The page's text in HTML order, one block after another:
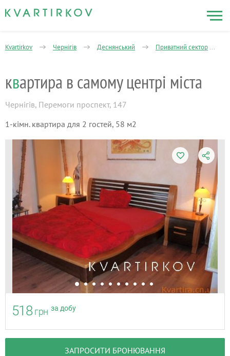
Kvartirkov Чернігів Деснянський Приватний сектор
квартира в самому центрі міста
Чернігів, Перемоги проспект, 147
1-кімн. квартира для 2 гостей, 58 м2
518 грн за добу
ЗАПРОСИТИ БРОНЮВАННЯ